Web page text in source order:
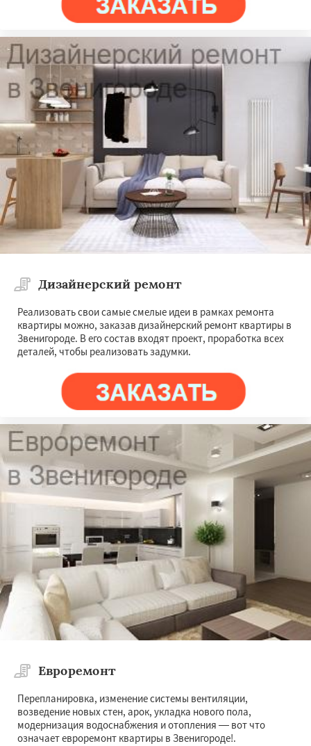
Дизайнерский ремонт
Реализовать свои самые смелые идеи в рамках ремонта
квартиры можно, заказав дизайнерский ремонт квартиры в
Звенигороде. В его состав входят проект, проработка всех
деталей, чтобы реализовать задумки.
Евроремонт
Перепланировка, изменение системы вентиляции,
возведение новых стен, арок, укладка нового пола,
модернизация водоснабжения и отопления — вот что
означает евроремонт квартиры в Звенигороде!.